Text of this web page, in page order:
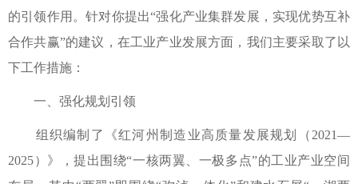
的引领作用。针对你提出“强化产业集群发展，实现优势互补
合作共赢”的建议，在工业产业发展方面，我们主要采取了以
下工作措施：
一、强化规划引领
组织编制了《红河州制造业高质量发展规划（2021—
2025）》，提出围绕“一核两翼、一极多点”的工业产业空间